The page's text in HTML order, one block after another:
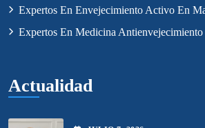
Expertos En Envejecimiento Activo En
Expertos En Medicina
Actualidad